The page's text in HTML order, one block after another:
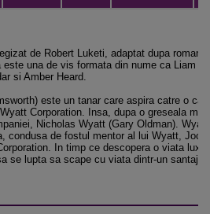
de Robert Luketi, adaptat dupa
una de vis formata din nume ca Liam
si Amber Heard.
este un tanar care aspira catre o
Corporation. Insa, dupa o greseala
Nicholas Wyatt (Gary Oldman).
condusa de fostul mentor al lui Wyatt,
In timp ce descopera o viata
se lupta sa scape cu viata dintr-un santaj